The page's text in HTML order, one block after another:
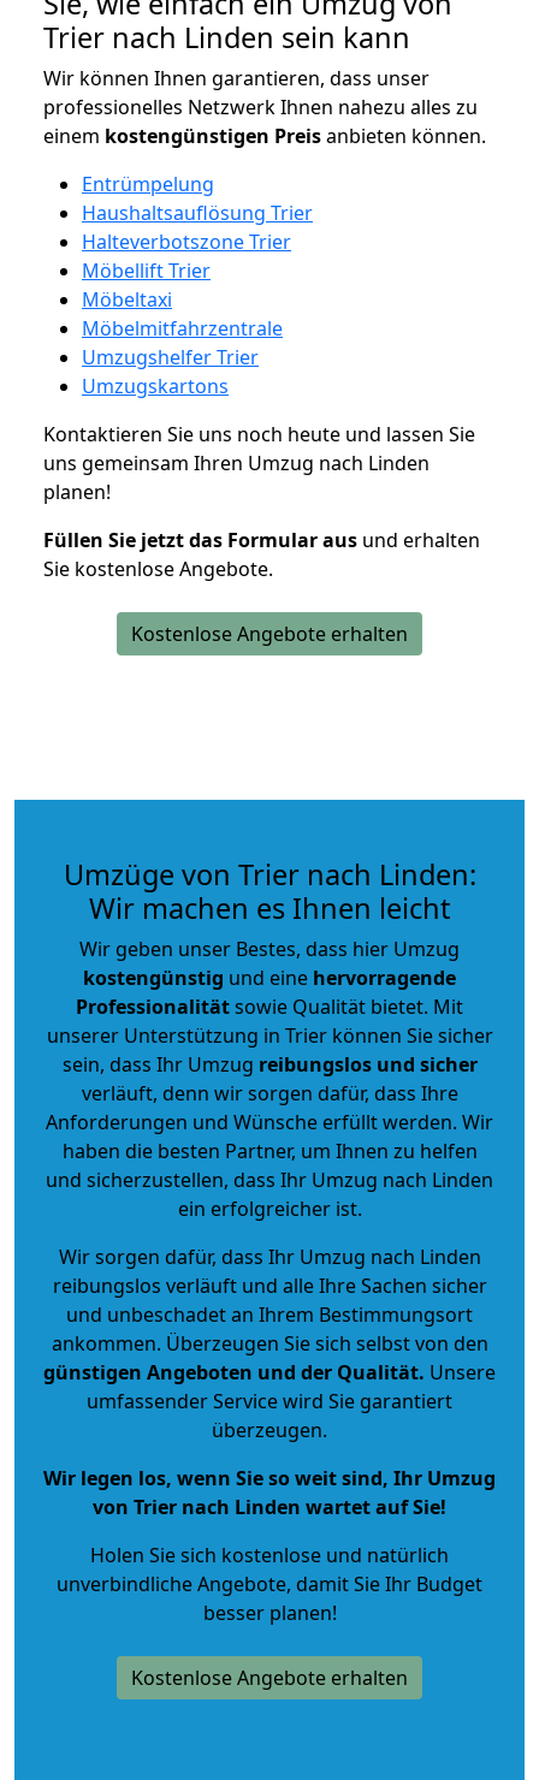
Trier nach Linden sein kann
Wir können Ihnen garantieren, dass unser
professionelles Netzwerk Ihnen nahezu alles zu
einem kostengünstigen Preisanbieten können.
Entrümpelung
Haushaltsauflösung Trier
Halteverbotszone Trier
Möbellift Trier
Möbeltaxi
Möbelmitfahrzentrale
Umzugshelfer Trier
Umzugskartons
Kontaktieren Sie uns noch heute und lassen Sie
uns gemeinsam Ihren Umzug nach Linden
planen!
Füllen Sie jetzt das Formular aus und erhalten
Sie kostenlose Angebote.
Kostenlose Angebote erhalten
Umzüge von Trier nach Linden:
Wir machen es Ihnen leicht
Wir geben unser Bestes, dass hier Umzug
kostengünstig und eine hervorragende
Professionalitätsowie Qualität bietet. Mit
unserer Unterstützung in Trier können Sie sicher
sein, dass Ihr Umzug reibungslos und sicher
verläuft, denn wir sorgen dafür, dass Ihre
Anforderungen und Wünsche erfüllt werden. Wir
haben die besten Partner, um Ihnen zu helfen
und sicherzustellen, dass Ihr Umzug nach Linden
ein erfolgreicher ist.
Wir sorgen dafür, dass Ihr Umzug nach Linden
reibungslos verläuft und alle Ihre Sachen sicher
und unbeschadet an Ihrem Bestimmungsort
ankommen. Überzeugen Sie sich selbst von den
günstigen Angeboten und der Qualität. Unsere
umfassender Service wird Sie garantiert
überzeugen.
Wir legen los, wenn Sie so weit sind, Ihr Umzug
von Trier nach Linden wartet auf Sie!
Holen Sie sich kostenlose und natürlich
unverbindliche Angebote, damit Sie Ihr Budget
besser planen!
Kostenlose Angebote erhalten